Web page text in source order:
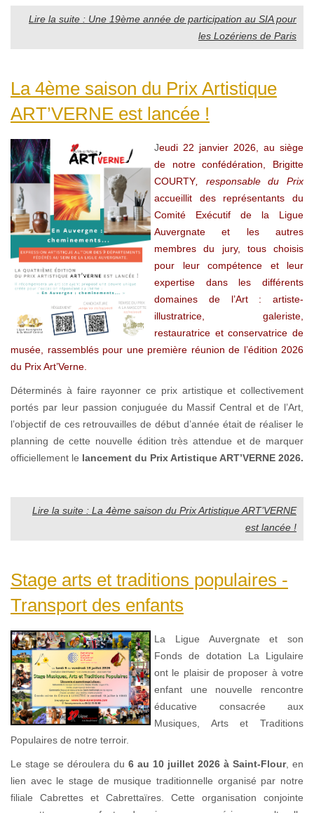
Lire la suite : Une 19ème année de participation au SIA pour
les Lozériens de Paris
La 4ème saison du Prix Artistique
ART’VERNE est lancée !
Jeudi 22 janvier 2026, au siège
de notre confédération, Brigitte
COURTY, responsable du Prix
accueillit des représentants du
Comité Exécutif de la Ligue
Auvergnate et les autres
membres du jury, tous choisis
pour leur compétence et leur
expertise dans les différents
domaines de l’Art : artiste-
illustratrice, galeriste,
restauratrice et conservatrice de
musée, rassemblés pour une première réunion de l’édition 2026
du Prix Art’Verne.
Déterminés à faire rayonner ce prix artistique et collectivement
portés par leur passion conjuguée du Massif Central et de l’Art,
l’objectif de ces retrouvailles de début d’année était de réaliser le
planning de cette nouvelle édition très attendue et de marquer
officiellement le lancement du Prix Artistique ART’VERNE 2026.
Lire la suite : La 4ème saison du Prix Artistique ART’VERNE
est lancée !
Stage arts et traditions populaires -
Transport des enfants
La Ligue Auvergnate et son
Fonds de dotation La Ligulaire
ont le plaisir de proposer à votre
enfant une nouvelle rencontre
éducative consacrée aux
Musiques, Arts et Traditions
Populaires de notre terroir.
Le stage se déroulera du 6 au 10 juillet 2026 à Saint-Flour, en
lien avec le stage de musique traditionnelle organisé par notre
filiale Cabrettes et Cabrettaïres. Cette organisation conjointe